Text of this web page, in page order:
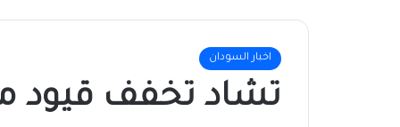
اخبار السودان
تشاد تخفف قيود